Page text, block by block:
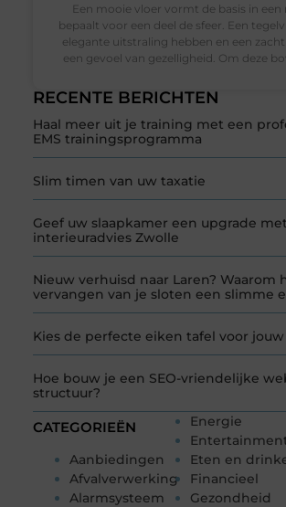
RECENTE BERICHTEN
Haal meer uit je training met een
EMS trainingsprogramma
Slim timen van uw taxatie
Geef uw slaapkamer een upgrade met
interieuradvies Zwolle
Nieuw verhuisd naar Laren? Waarom
vervangen van je sloten een slimme
Kies de perfecte eiken tafel voor
Hoe bouw je een SEO-vriendelijke
structuur?
CATEGORIEËN
Aanbiedingen
Afvalverwerking
Alarmsysteem
Energie
Eten en
Financieel
Gezondheid
Een mooie vloer vormt de basis in een
bepaalt voor een deel de sfeer. Een
elegante uitstraling hebben en een
een gevoel van gezelligheid. Om deze